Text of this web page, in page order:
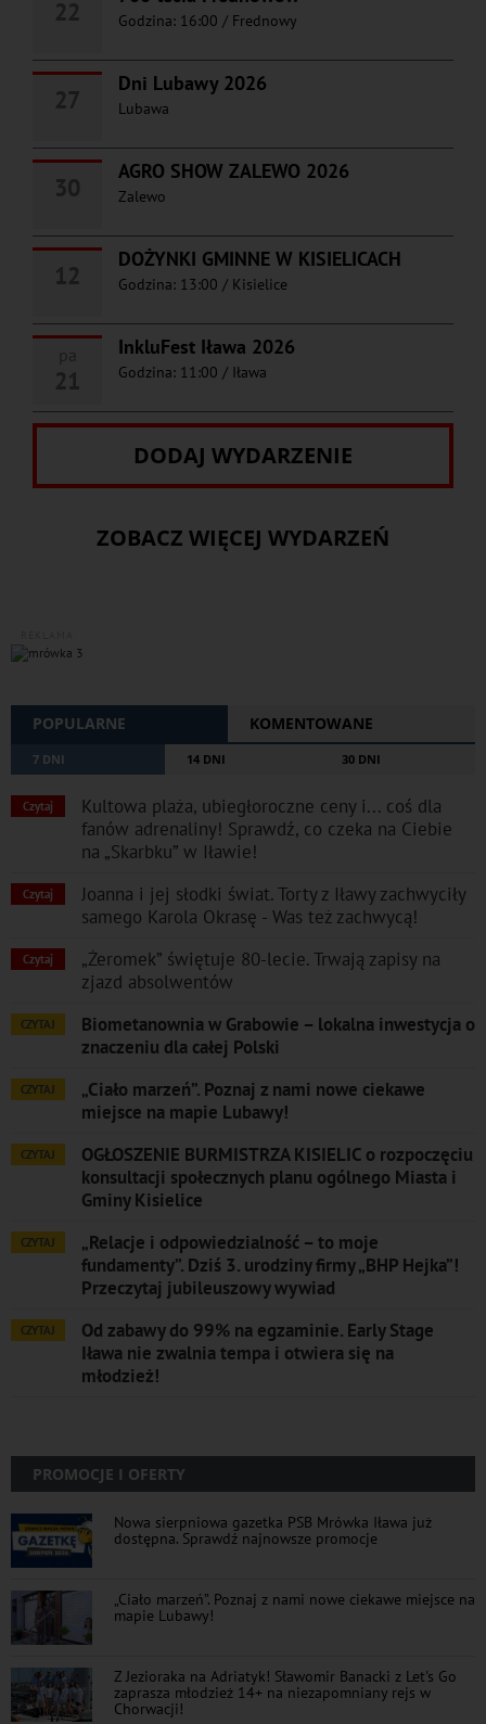
Godzina: 16:00 / Frednowy
Dni Lubawy 2026
Lubawa
AGRO SHOW ZALEWO 2026
Zalewo
DOŻYNKI GMINNE W KISIELICACH
Godzina: 13:00 / Kisielice
InkluFest Iława 2026
Godzina: 11:00 / Iława
DODAJ WYDARZENIE
ZOBACZ WIĘCEJ WYDARZEŃ
POPULARNE KOMENTOWANE
7 DNI 14 DNI 30 DNI
Czytaj
Kultowa plaża, ubiegłoroczne ceny i... coś dla
fanów adrenaliny! Sprawdź, co czeka na Ciebie
na „Skarbku” w Iławie!
Czytaj
Joanna i jej słodki świat. Torty z Iławy zachwyciły
samego Karola Okrasę - Was też zachwycą!
Czytaj
„Żeromek” świętuje 80-lecie. Trwają zapisy na
zjazd absolwentów
CZYTAJ
Biometanownia w Grabowie – lokalna inwestycja o
znaczeniu dla całej Polski
CZYTAJ
„Ciało marzeń”. Poznaj z nami nowe ciekawe
miejsce na mapie Lubawy!
CZYTAJ
OGŁOSZENIE BURMISTRZA KISIELIC o rozpoczęciu
konsultacji społecznych planu ogólnego Miasta i
Gminy Kisielice
CZYTAJ
„Relacje i odpowiedzialność – to moje
fundamenty”. Dziś 3. urodziny firmy „BHP Hejka”!
Przeczytaj jubileuszowy wywiad
CZYTAJ
Od zabawy do 99% na egzaminie. Early Stage
Iława nie zwalnia tempa i otwiera się na
młodzież!
PROMOCJE I OFERTY
Nowa sierpniowa gazetka PSB Mrówka Iława już
dostępna. Sprawdź najnowsze promocje
„Ciało marzeń”. Poznaj z nami nowe ciekawe miejsce na
mapie Lubawy!
Z Jezioraka na Adriatyk! Sławomir Banacki z Let's Go
zaprasza młodzież 14+ na niezapomniany rejs w
Chorwacji!